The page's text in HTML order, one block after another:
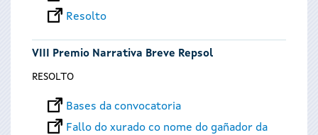
Resolto
VIII Premio Narrativa Breve Repsol
RESOLTO
Bases da convocatoria
Fallo do xurado co nome do gañador da